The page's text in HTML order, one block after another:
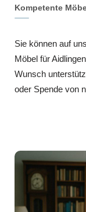
Kompetente
Sie können auf
Möbel für
Wunsch
oder Spende von